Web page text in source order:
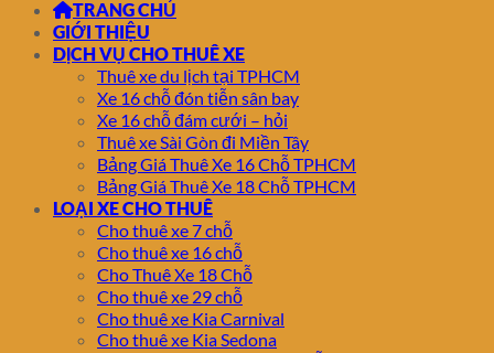
TRANG CHỦ
GIỚI THIỆU
DỊCH VỤ CHO THUÊ XE
Thuê xe du lịch tại TPHCM
Xe 16 chỗ đón tiễn sân bay
Xe 16 chỗ đám cưới – hỏi
Thuê xe Sài Gòn đi Miền Tây
Bảng Giá Thuê Xe 16 Chỗ TPHCM
Bảng Giá Thuê Xe 18 Chỗ TPHCM
LOẠI XE CHO THUÊ
Cho thuê xe 7 chỗ
Cho thuê xe 16 chỗ
Cho Thuê Xe 18 Chỗ
Cho thuê xe 29 chỗ
Cho thuê xe Kia Carnival
Cho thuê xe Kia Sedona